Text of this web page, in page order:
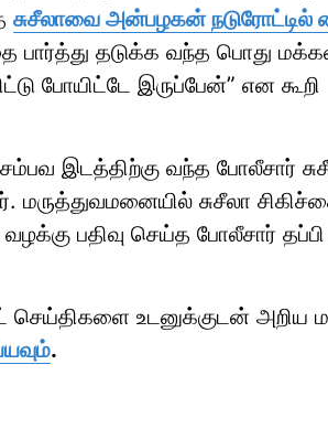
சுசீலாவை அன்பழகன் நடுரோட்டில்
பார்த்து தடுக்க வந்த பொது
போயிட்டே இருப்பேன்” என கூறி
இடத்திற்கு வந்த போலீசார்
சுசீலா
வழக்கு பதிவு செய்த போலீசார்
உடனுக்குடன் அறிய
.